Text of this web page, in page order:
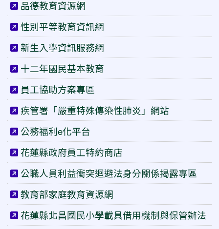
品德教育資源網
性別平等教育資訊網
新生入學資訊服務網
十二年國民基本教育
員工協助方案專區
疾管署「嚴重特殊傳染性肺炎」網站
公務福利e化平台
花蓮縣政府員工特約商店
公職人員利益衝突迴避法身分關係揭露專區
教育部家庭教育資源網
花蓮縣北昌國民小學載具借用機制與保管辦法